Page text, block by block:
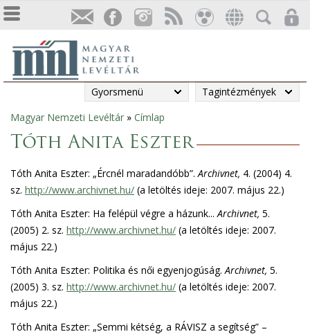
Gyorsmenü Tagintézmények
Jelenlegi
hely
Magyar Nemzeti Levéltár » Címlap
Tóth Anita Eszter
Tóth Anita Eszter: „Ércnél maradandóbb”.Archivnet, 4. (2004) 4.
sz. http://www.archivnet.hu/ (a letöltés ideje: 2007. május 22.)
Tóth Anita Eszter: Ha felépül végre a házunk...Archivnet, 5.
(2005) 2. sz. http://www.archivnet.hu/ (a letöltés ideje: 2007.
május 22.)
Tóth Anita Eszter: Politika és női egyenjogúság.Archivnet, 5.
(2005) 3. sz. http://www.archivnet.hu/ (a letöltés ideje: 2007.
május 22.)
Tóth Anita Eszter: „Semmi kétség, a RÁVISZ a segítség” –